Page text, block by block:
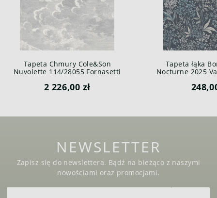
Tapeta Chmury Cole&Son
Nuvolette 114/28055 Fornasetti
2 226,00 zł
Tapeta łąka
Nocturne 2025
NEWSLETTER
Zapisz się do newslettera. Bądź na bieżąco z naszymi
nowościami oraz promocjami.